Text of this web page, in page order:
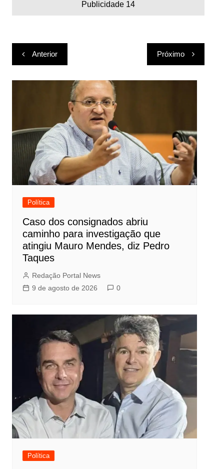
Publicidade 14
Navegação
de
Post
Anterior Próximo
Política
Caso dos consignados abriu
caminho para investigação que
atingiu Mauro Mendes, diz Pedro
Taques
Redação Portal News
9 de agosto de 2026
0
Política